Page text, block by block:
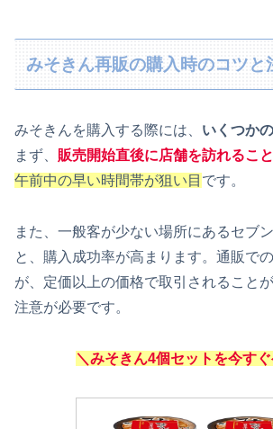
みそきん再販の購入時のコツと
みそきんを購入する際には、 いくつか
まず、 販売開始直後に店舗を訪れるこ
午前中の早い時間帯が狙い目 です。
また、一般客が少ない場所にあるセブ
と、購入成功率が高まります。通販で
が、定価以上の価格で取引されること
注意が必要です。
＼みそきん4個セットを今す